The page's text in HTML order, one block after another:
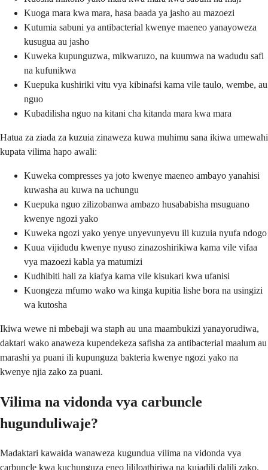
Kuoga mara kwa mara, hasa baada ya jasho au mazoezi
Kutumia sabuni ya antibacterial kwenye maeneo yanayoweza
kusugua au jasho
Kuweka kupunguzwa, mikwaruzo, na kuumwa na wadudu safi
na kufunikwa
Kuepuka kushiriki vitu vya kibinafsi kama vile taulo, wembe, au
nguo
Kubadilisha nguo na kitani cha kitanda mara kwa mara
Hatua za ziada za kuzuia zinaweza kuwa muhimu sana ikiwa umewahi
kupata vilima hapo awali:
Kuweka compresses ya joto kwenye maeneo ambayo yanahisi
kuwasha au kuwa na uchungu
Kuepuka nguo zilizobanwa ambazo husababisha msuguano
kwenye ngozi yako
Kuweka ngozi yako yenye unyevunyevu ili kuzuia nyufa ndogo
Kuua vijidudu kwenye nyuso zinazoshirikiwa kama vile vifaa
vya mazoezi kabla ya matumizi
Kudhibiti hali za kiafya kama vile kisukari kwa ufanisi
Kuongeza mfumo wako wa kinga kupitia lishe bora na usingizi
wa kutosha
Ikiwa wewe ni mbebaji wa staph au una maambukizi yanayorudiwa,
daktari wako anaweza kupendekeza safisha za antibacterial maalum au
marashi ya puani ili kupunguza bakteria kwenye ngozi yako na
kwenye njia zako za puani.
Vilima na vidonda vya carbuncle
hugunduliwaje?
Madaktari kawaida wanaweza kugundua vilima na vidonda vya
carbuncle kwa kuchunguza eneo lililoathiriwa na kujadili dalili zako.